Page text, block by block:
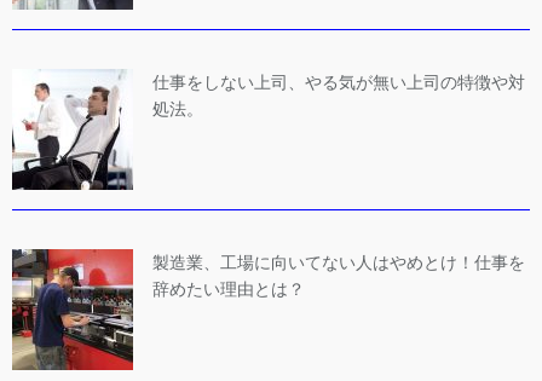
仕事をしない上司、やる気が無い上司の特徴や対
処法。
製造業、工場に向いてない人はやめとけ！仕事を
辞めたい理由とは？